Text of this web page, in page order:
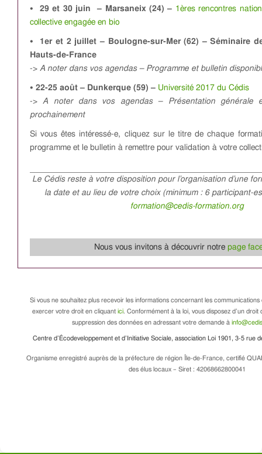
• 29 et 30 juin – Marsaneix (24) – 1ères rencontres
collective engagée en bio
• 1er et 2 juillet – Boulogne-sur-Mer (62) – Séminaire
Hauts-de-France
-> A noter dans vos agendas – Programme et bulletin
• 22-25 août – Dunkerque (59) – Université 2017 du Cédis
->A noter dans vos agendas – Présentation générale
prochainement
Si vous êtes intéressé-e, cliquez sur le titre de chaque
programme et le bulletin à remettre pour validation à votre
Le Cédis reste à votre disposition pour l’organisation d’une
la date et au lieu de votre choix (minimum : 6 participant-
formation@cedis-formation.org
Nous vous invitons à découvrir notre page
Si vous ne souhaitez plus recevoir les informations concernant les communications
exercer votre droit en cliquant ici. Conformément à la loi, vous disposez d’un droit
suppression des données en adressant votre demande à
Centre d’Écodeveloppement et d’Initiative Sociale, association Loi 1901, 3-5 rue
Organisme enregistré auprès de la préfecture de région Île-de-France, certifié
des élus locaux – Siret : 42068662800041